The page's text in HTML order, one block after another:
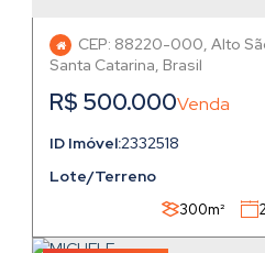
Lote/Terreno
R$ 500.000
2332518
CEP: 88220-000, Alto
Santa Catarina, Brasil
300m²